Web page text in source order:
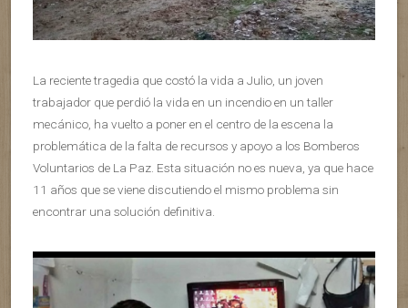
La reciente tragedia que costó la vida a Julio, un joven
trabajador que perdió la vida en un incendio en un taller
mecánico, ha vuelto a poner en el centro de la escena la
problemática de la falta de recursos y apoyo a los Bomberos
Voluntarios de La Paz. Esta situación no es nueva, ya que hace
11 años que se viene discutiendo el mismo problema sin
encontrar una solución definitiva.